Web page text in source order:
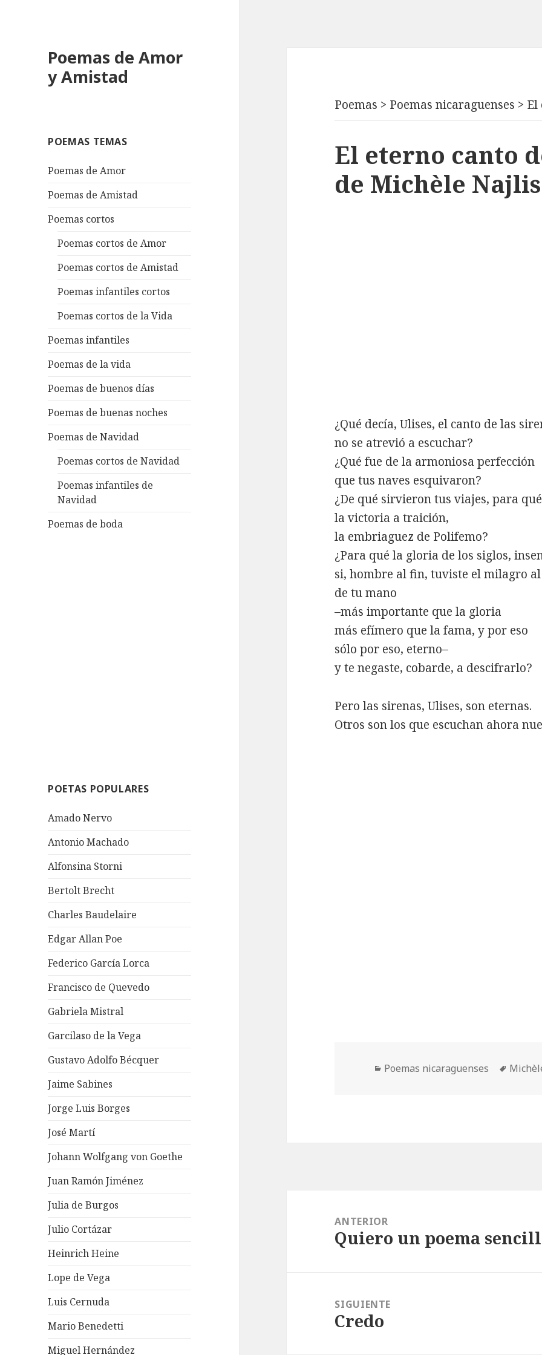
Poemas de Amor
y Amistad
POEMAS TEMAS
Poemas de Amor
Poemas de Amistad
Poemas cortos
Poemas cortos de Amor
Poemas cortos de Amistad
Poemas infantiles cortos
Poemas cortos de la Vida
Poemas infantiles
Poemas de la vida
Poemas de buenos días
Poemas de buenas noches
Poemas de Navidad
Poemas cortos de Navidad
Poemas infantiles de
Navidad
Poemas de boda
POETAS POPULARES
Amado Nervo
Antonio Machado
Alfonsina Storni
Bertolt Brecht
Charles Baudelaire
Edgar Allan Poe
Federico García Lorca
Francisco de Quevedo
Gabriela Mistral
Garcilaso de la Vega
Gustavo Adolfo Bécquer
Jaime Sabines
Jorge Luis Borges
José Martí
Johann Wolfgang von Goethe
Juan Ramón Jiménez
Julia de Burgos
Julio Cortázar
Heinrich Heine
Lope de Vega
Luis Cernuda
Mario Benedetti
Miguel Hernández
Poemas > Poemas nicaraguenses > El
El eterno canto
de Michèle Najlis
¿Qué decía, Ulises, el canto de las
no se atrevió a escuchar?
¿Qué fue de la armoniosa perfección
que tus naves esquivaron?
¿De qué sirvieron tus viajes, para
la victoria a traición,
la embriaguez de Polifemo?
¿Para qué la gloria de los siglos,
si, hombre al fin, tuviste el milagro al
de tu mano
–más importante que la gloria
más efímero que la fama, y por eso
sólo por eso, eterno–
y te negaste, cobarde, a descifrarlo?
Pero las sirenas, Ulises, son eternas.
Otros son los que escuchan ahora
Categorías
Poemas nicaraguenses
entradas
ANTERIOR
Entrada
Quiero un poema
SIGUIENTE
Entrada
Credo